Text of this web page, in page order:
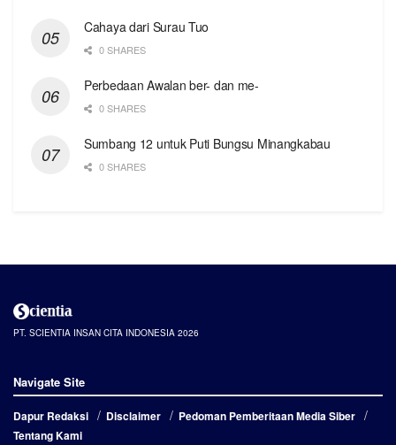
Cahaya dari Surau Tuo
0 SHARES
Perbedaan Awalan ber- dan me-
0 SHARES
Sumbang 12 untuk Puti Bungsu Minangkabau
0 SHARES
PT. SCIENTIA INSAN CITA INDONESIA 2026
Navigate Site
Dapur Redaksi Disclaimer
Pedoman Pemberitaan Media Siber
Tentang Kami